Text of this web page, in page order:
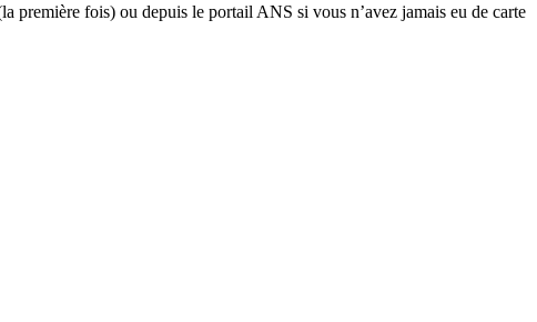
première fois) ou depuis le portail ANS si vous n’avez jamais eu de carte